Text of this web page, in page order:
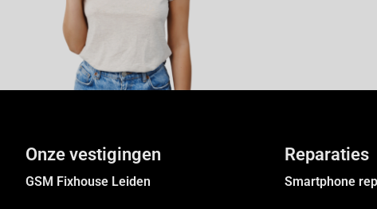
Onze vestigingen
GSM Fixhouse Leiden
Reparaties
Smartphone